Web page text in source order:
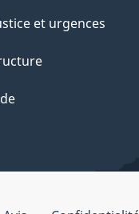
et urgences